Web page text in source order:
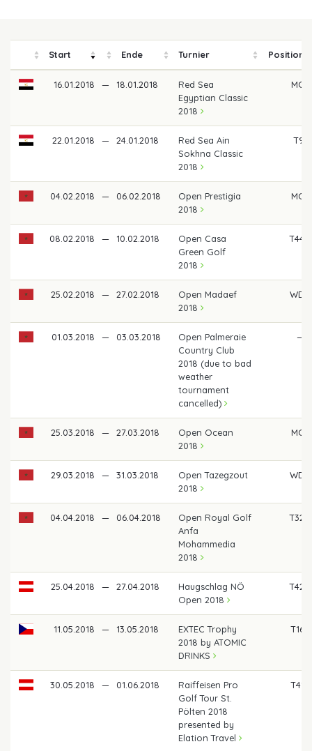
Start Ende Turnier Position
16.01.2018 — 18.01.2018
Red Sea
Egyptian Classic
2018
MC
22.01.2018 — 24.01.2018
Red Sea Ain
Sokhna Classic
2018
T9
04.02.2018 — 06.02.2018
Open Prestigia
2018
MC
08.02.2018 — 10.02.2018
Open Casa
Green Golf
2018
T44
25.02.2018 — 27.02.2018
Open Madaef
2018
WD
01.03.2018 — 03.03.2018
Open Palmeraie
Country Club
2018 (due to bad
weather
tournament
cancelled)
—
25.03.2018 — 27.03.2018
Open Ocean
2018
MC
29.03.2018 — 31.03.2018
Open Tazegzout
2018
WD
04.04.2018 — 06.04.2018
Open Royal Golf
Anfa
Mohammedia
2018
T32
25.04.2018 — 27.04.2018
Haugschlag NÖ
Open 2018
T42
11.05.2018 — 13.05.2018
EXTEC Trophy
2018 by ATOMIC
DRINKS
T16
30.05.2018 — 01.06.2018
Raiffeisen Pro
Golf Tour St.
Pölten 2018
presented by
Elation Travel
T41